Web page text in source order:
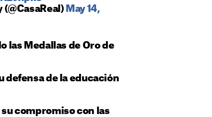
(@CasaReal) May 14,
las Medallas de Oro de
defensa de la educación
compromiso con las